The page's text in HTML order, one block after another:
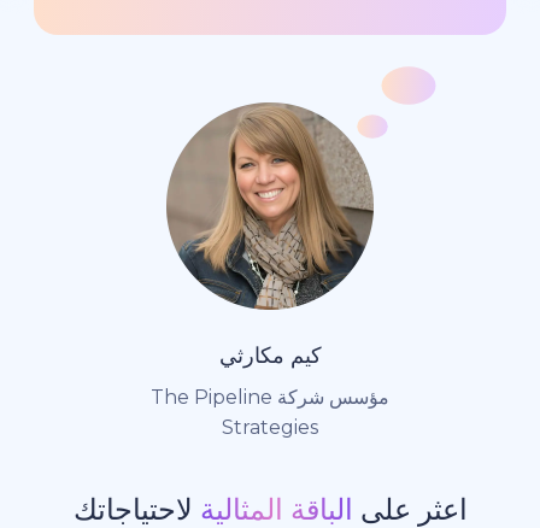
مؤسس شركة The Pipeline
الباقة المثاليةلاحتياجاتك